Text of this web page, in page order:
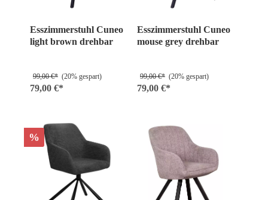
Esszimmerstuhl Cuneo
light brown drehbar
99,00 €* (20% gespart)
79,00 €*
Esszimmerstuhl Cuneo
mouse grey drehbar
99,00 €* (20% gespart)
79,00 €*
%